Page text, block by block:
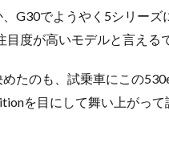
G30でようやく5シリーズ
度が高いモデルと言える
たのも、試乗車にこの
を目にして舞い上がっ